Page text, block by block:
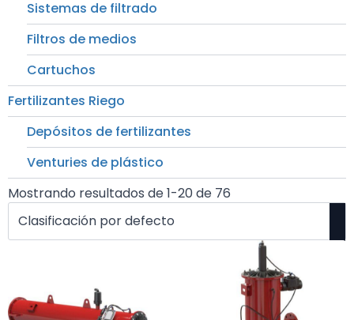
Sistemas de filtrado
Filtros de medios
Cartuchos
Fertilizantes Riego
Depósitos de fertilizantes
Venturies de plástico
Mostrando resultados de 1-20 de 76